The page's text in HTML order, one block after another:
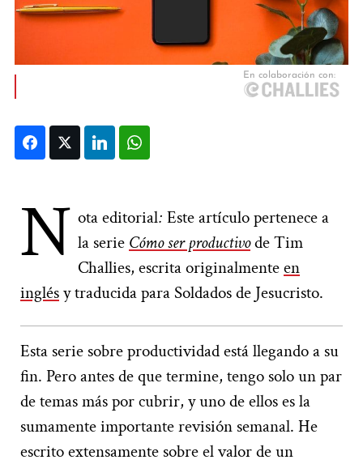
FacebookTwitter LinkedIn
N ota editorial: Este artículo pertenece a
la serie Cómo ser productivode Tim
Challies, escrita originalmenteen
inglésy traducida para Soldados de Jesucristo.
Esta serie sobre productividad está llegando a su
fin. Pero antes de que termine, tengo solo un par
de temas más por cubrir, y uno de ellos es la
sumamente importante revisión semanal. He
escrito extensamente sobre el valor de un